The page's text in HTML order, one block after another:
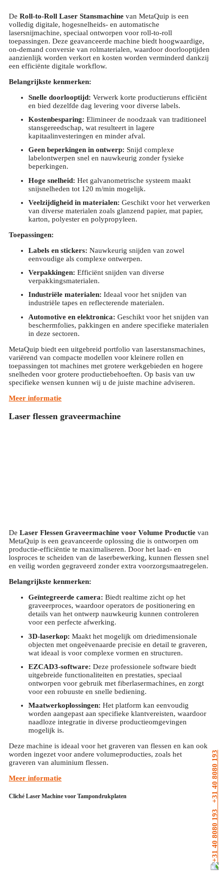
+31 40 8080 193
De Roll-to-Roll Laser Stansmachine van MetaQuip is een
volledig digitale, hogesnelheids- en automatische
lasersnijmachine, speciaal ontworpen voor roll-to-roll
toepassingen. Deze geavanceerde machine biedt hoogwaardige,
on-demand conversie van rolmaterialen, waardoor doorlooptijden
aanzienlijk worden verkort en kosten worden verminderd dankzij
een efficiënte digitale workflow.
Belangrijkste kenmerken:
Snelle doorlooptijd: Verwerk korte productieruns efficiënt
en bied dezelfde dag levering voor diverse labels.
Kostenbesparing: Elimineer de noodzaak van traditioneel
stansgereedschap, wat resulteert in lagere
kapitaalinvesteringen en minder afval.
Geen beperkingen in ontwerp: Snijd complexe
labelontwerpen snel en nauwkeurig zonder fysieke
beperkingen.
Hoge snelheid: Het galvanometrische systeem maakt
snijsnelheden tot 120 m/min mogelijk.
Veelzijdigheid in materialen: Geschikt voor het verwerken
van diverse materialen zoals glanzend papier, mat papier,
karton, polyester en polypropyleen.
Toepassingen:
Labels en stickers: Nauwkeurig snijden van zowel
eenvoudige als complexe ontwerpen.
Verpakkingen: Efficiënt snijden van diverse
verpakkingsmaterialen.
Industriële materialen: Ideaal voor het snijden van
industriële tapes en reflecterende materialen.
Automotive en elektronica: Geschikt voor het snijden van
beschermfolies, pakkingen en andere specifieke materialen
in deze sectoren.
MetaQuip biedt een uitgebreid portfolio van laserstansmachines,
variërend van compacte modellen voor kleinere rollen en
toepassingen tot machines met grotere werkgebieden en hogere
snelheden voor grotere productiebehoeften. Op basis van uw
specifieke wensen kunnen wij u de juiste machine adviseren.
Meer informatie
Laser flessen graveermachine
De Laser Flessen Graveermachine voor Volume Productie van
MetaQuip is een geavanceerde oplossing die is ontworpen om
productie-efficiëntie te maximaliseren. Door het laad- en
losproces te scheiden van de laserbewerking, kunnen flessen snel
en veilig worden gegraveerd zonder extra voorzorgsmaatregelen.
Belangrijkste kenmerken:
Geïntegreerde camera: Biedt realtime zicht op het
graveerproces, waardoor operators de positionering en
details van het ontwerp nauwkeurig kunnen controleren
voor een perfecte afwerking.
3D-laserkop: Maakt het mogelijk om driedimensionale
objecten met ongeëvenaarde precisie en detail te graveren,
wat ideaal is voor complexe vormen en structuren.
EZCAD3-software: Deze professionele software biedt
uitgebreide functionaliteiten en prestaties, speciaal
ontworpen voor gebruik met fiberlasermachines, en zorgt
voor een robuuste en snelle bediening.
Maatwerkoplossingen: Het platform kan eenvoudig
worden aangepast aan specifieke klantvereisten, waardoor
naadloze integratie in diverse productieomgevingen
mogelijk is.
Deze machine is ideaal voor het graveren van flessen en kan ook
worden ingezet voor andere volumeproducties, zoals het
graveren van aluminium flessen.
Meer informatie
Cliché Laser Machine voor Tampondrukplaten